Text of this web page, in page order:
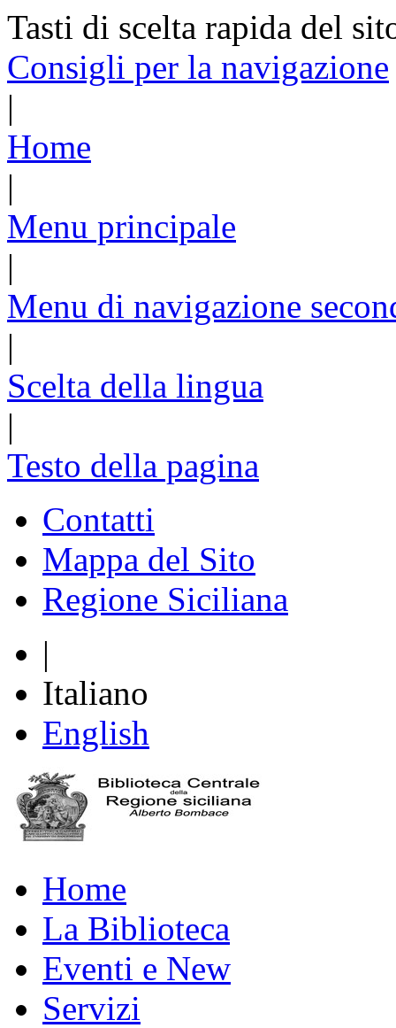
Tasti di scelta rapida del
Consigli per la navigazione
|
Home
|
Menu principale
|
Menu di navigazione
|
Scelta della lingua
|
Testo della pagina
Contatti
Mappa del Sito
Regione Siciliana
|
Italiano
English
Home
La Biblioteca
Eventi e New
Servizi